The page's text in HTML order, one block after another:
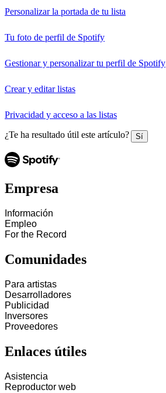
Personalizar la portada de tu lista
Tu foto de perfil de Spotify
Gestionar y personalizar tu perfil de Spotify
Crear y editar listas
Privacidad y acceso a las listas
¿Te ha resultado útil este artículo? Sí
Empresa
Información
Empleo
For the Record
Comunidades
Para artistas
Desarrolladores
Publicidad
Inversores
Proveedores
Enlaces útiles
Asistencia
Reproductor web